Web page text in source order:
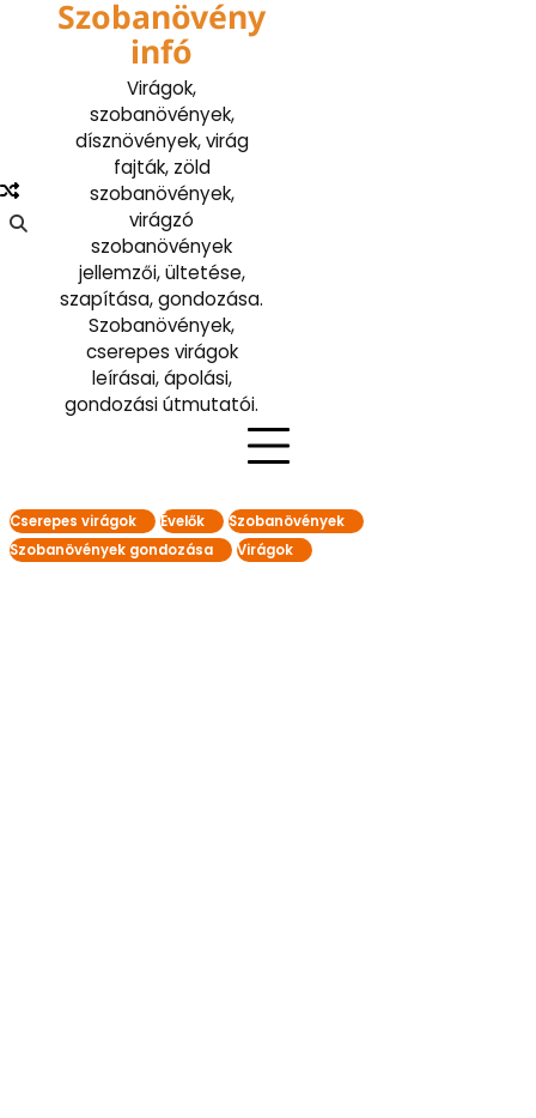
Szobanövény
infó
Virágok,
szobanövények,
dísznövények, virág
fajták, zöld
szobanövények,
virágzó
szobanövények
jellemzői, ültetése,
szapítása, gondozása.
Szobanövények,
cserepes virágok
leírásai, ápolási,
gondozási útmutatói.
Cserepes virágok Évelők
Szobanövények
Szobanövények gondozása
Virágok